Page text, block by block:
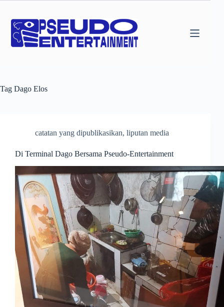
content
Tag Dago Elos
catatan yang dipublikasikan, liputan media
Di Terminal Dago Bersama Pseudo-Entertainment